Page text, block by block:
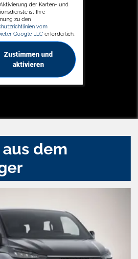
der Karten- und
ist Ihre
zu den
vom
Google LLC erforderlich.
Zustimmen und
aktivieren
dem